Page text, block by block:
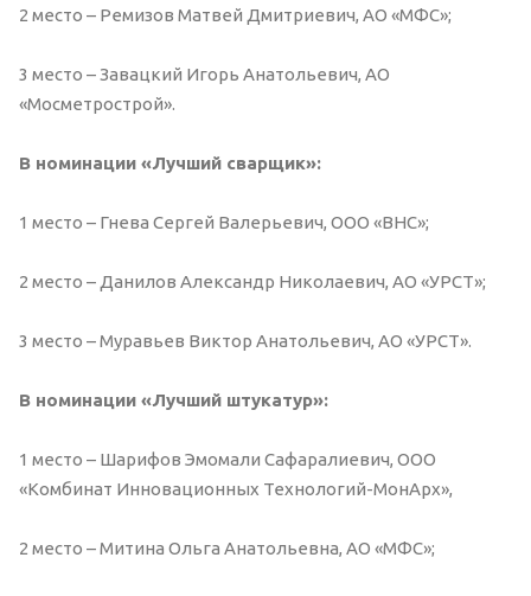
2 место – Ремизов Матвей Дмитриевич, АО «МФС»;
3 место – Завацкий Игорь Анатольевич, АО
«Мосметрострой».
В номинации «Лучший сварщик»:
1 место – Гнева Сергей Валерьевич, ООО «ВНС»;
2 место – Данилов Александр Николаевич, АО «УРСТ»;
3 место – Муравьев Виктор Анатольевич, АО «УРСТ».
В номинации «Лучший штукатур»:
1 место – Шарифов Эмомали Сафаралиевич, ООО
«Комбинат Инновационных Технологий-МонАрх»,
2 место – Митина Ольга Анатольевна, АО «МФС»;